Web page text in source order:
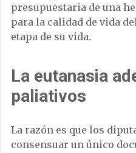
presupuestaria de una
para la calidad de vida
etapa de su vida.
La eutanasia
paliativos
La razón es que los
consensuar un único